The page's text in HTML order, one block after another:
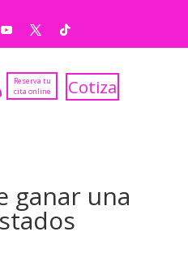
Reserva tu
cita online
Cotiza
ganar una